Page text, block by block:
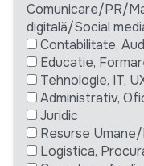
Comunicare/PR/
digitală/Social
Contabilitate,
Educatie,
Tehnologie, IT,
Administrativ,
Juridic
Resurse Umane/
Logistica,